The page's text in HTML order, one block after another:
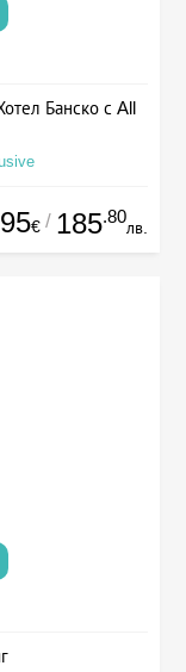
Банско с All
95€ / 185.80
лв.